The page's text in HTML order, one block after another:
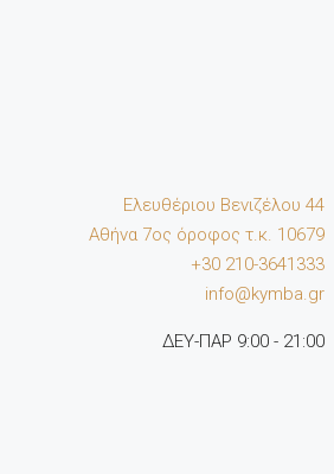
Ελευθέριου Βενιζέλου 44
Αθήνα 7oς όροφος τ.κ. 10679
+30 210-3641333
info@kymba.gr
ΔΕΥ-ΠΑΡ 9:00 - 21:00